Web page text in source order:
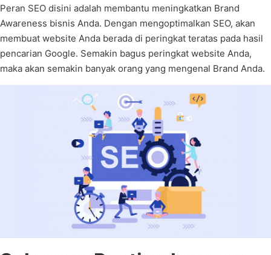
Peran SEO disini adalah membantu meningkatkan Brand
Awareness bisnis Anda. Dengan mengoptimalkan SEO, akan
membuat website Anda berada di peringkat teratas pada hasil
pencarian Google. Semakin bagus peringkat website Anda,
maka akan semakin banyak orang yang mengenal Brand Anda.